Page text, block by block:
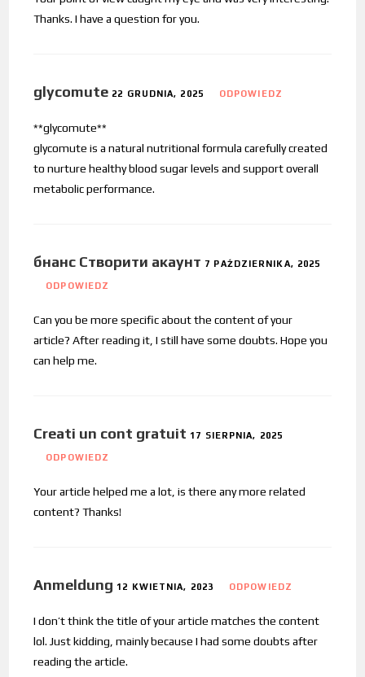
Thanks. I have a question for you.
glycomute 22 GRUDNIA, 2025 ODPOWIEDZ
**glycomute**
glycomute is a natural nutritional formula carefully created
to nurture healthy blood sugar levels and support overall
metabolic performance.
бнанс Створити акаунт 7 PAŹDZIERNIKA, 2025
ODPOWIEDZ
Can you be more specific about the content of your
article? After reading it, I still have some doubts. Hope you
can help me.
Creati un cont gratuit 17 SIERPNIA, 2025
ODPOWIEDZ
Your article helped me a lot, is there any more related
content? Thanks!
Anmeldung 12 KWIETNIA, 2023 ODPOWIEDZ
I don’t think the title of your article matches the content
lol. Just kidding, mainly because I had some doubts after
reading the article.